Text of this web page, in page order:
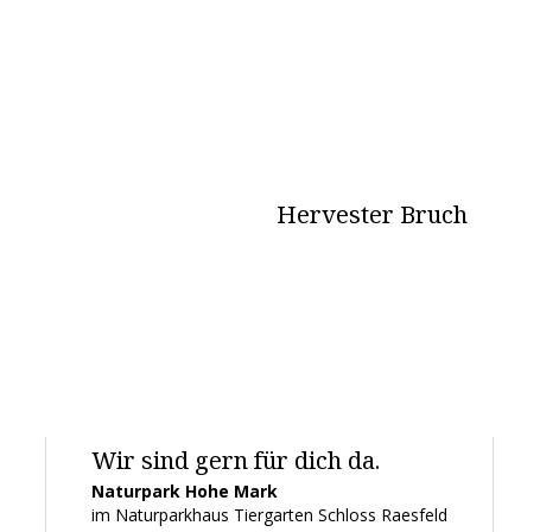
Hervester Bruch
Wir sind gern für dich da.
Naturpark Hohe Mark
im Naturparkhaus Tiergarten Schloss Raesfeld